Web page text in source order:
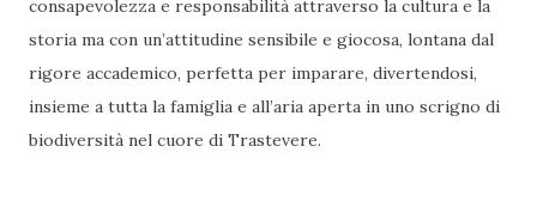
consapevolezza e responsabilità attraverso la cultura e la
storia ma con un’attitudine sensibile e giocosa, lontana dal
rigore accademico, perfetta per imparare, divertendosi,
insieme a tutta la famiglia e all’aria aperta in uno scrigno di
biodiversità nel cuore di Trastevere.